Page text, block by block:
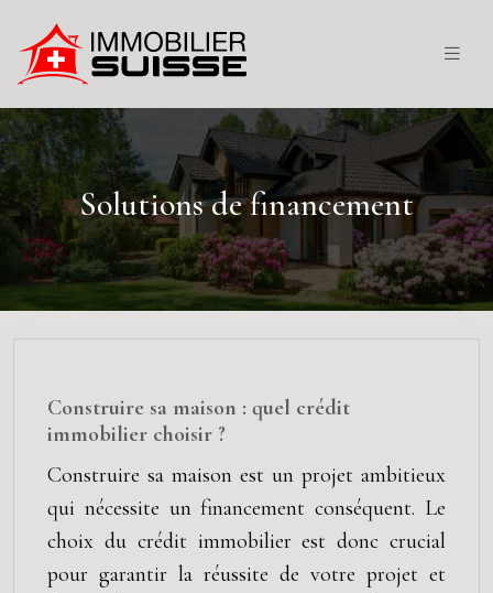
Solutions de financement
Construire sa maison : quel crédit
immobilier choisir ?
Construire sa maison est un projet ambitieux
qui nécessite un financement conséquent. Le
choix du crédit immobilier est donc crucial
pour garantir la réussite de votre projet et